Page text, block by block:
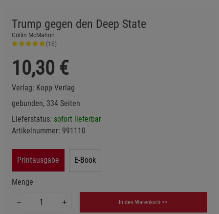
Trump gegen den Deep State
Collin McMahon
(16)
10,30 €
Verlag: Kopp Verlag
gebunden, 334 Seiten
Lieferstatus: sofort lieferbar
Artikelnummer: 991110
Printausgabe E-Book
Menge
In den Warenkorb >>